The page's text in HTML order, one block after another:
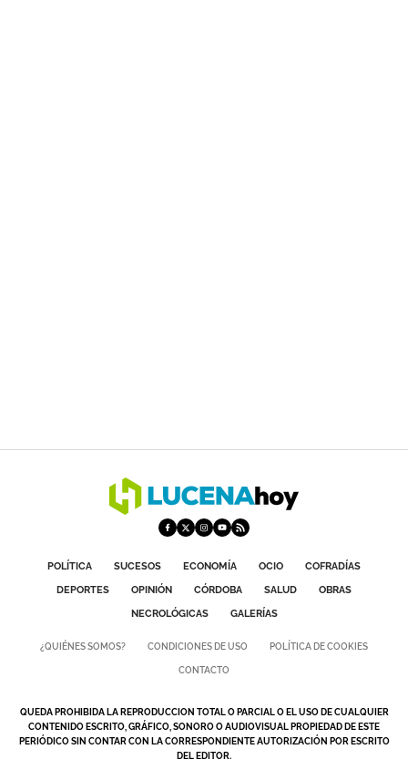
POLÍTICA SUCESOS ECONOMÍA OCIO
COFRADÍAS
DEPORTES
OPINIÓN CÓRDOBA SALUD
OBRAS
NECROLÓGICAS
GALERÍAS
¿QUIÉNES SOMOS? CONDICIONES DE USO POLÍTICA DE COOKIES
CONTACTO
QUEDA PROHIBIDA LA REPRODUCCION TOTAL O PARCIAL O EL USO DE CUALQUIER
CONTENIDO ESCRITO, GRÁFICO, SONORO O AUDIOVISUAL PROPIEDAD DE ESTE
PERIÓDICO SIN CONTAR CON LA CORRESPONDIENTE AUTORIZACIÓN POR ESCRITO
DEL EDITOR.